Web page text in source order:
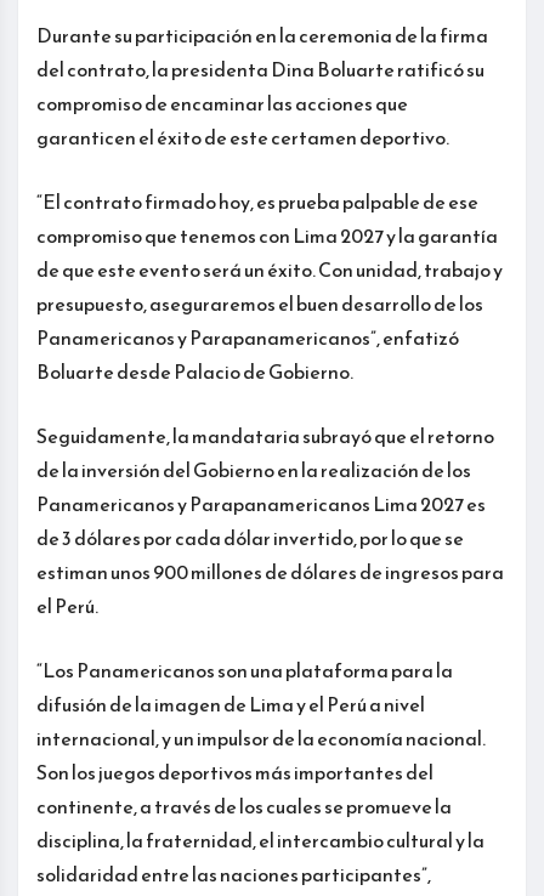
Durante su participación en la ceremonia de la firma
del contrato, la presidenta Dina Boluarte ratificó su
compromiso de encaminar las acciones que
garanticen el éxito de este certamen deportivo.
“El contrato firmado hoy, es prueba palpable de ese
compromiso que tenemos con Lima 2027 y la garantía
de que este evento será un éxito. Con unidad, trabajo y
presupuesto, aseguraremos el buen desarrollo de los
Panamericanos y Parapanamericanos”, enfatizó
Boluarte desde Palacio de Gobierno.
Seguidamente, la mandataria subrayó que el retorno
de la inversión del Gobierno en la realización de los
Panamericanos y Parapanamericanos Lima 2027 es
de 3 dólares por cada dólar invertido, por lo que se
estiman unos 900 millones de dólares de ingresos para
el Perú.
“Los Panamericanos son una plataforma para la
difusión de la imagen de Lima y el Perú a nivel
internacional, y un impulsor de la economía nacional.
Son los juegos deportivos más importantes del
continente, a través de los cuales se promueve la
disciplina, la fraternidad, el intercambio cultural y la
solidaridad entre las naciones participantes”,